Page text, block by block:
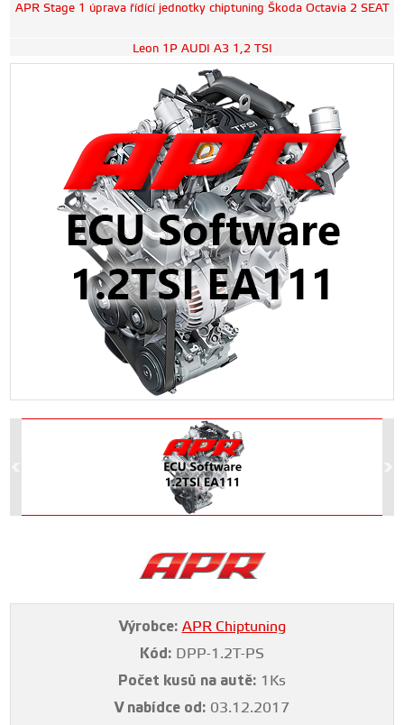
APR Stage 1 úprava řídící jednotky chiptuning Škoda Octavia 2 SEAT
Leon 1P AUDI A3 1,2 TSI
Výrobce: APR Chiptuning
Kód: DPP-1.2T-PS
Počet kusů na autě: 1Ks
V nabídce od: 03.12.2017